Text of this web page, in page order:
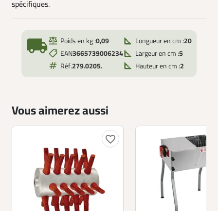
spécifiques.
local_shipping Poids en kg :0,09
EAN3665739006234
Réf.279.0205.
Longueur en cm :20
Largeur en cm :5
Hauteur en cm :2
Vous aimerez aussi
favorite_border